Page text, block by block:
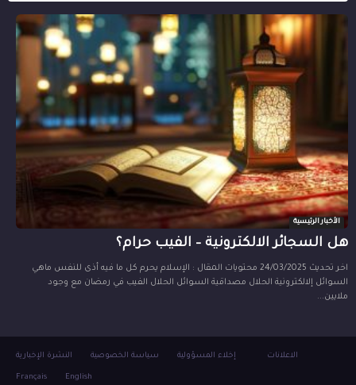
الأخبار الرئيسية
هل السجائر الالكترونية – الفيب حرام؟
اخر تحديث 24/03/2025 محتويات المقال : الإسلام يحرم كل ما فيه أذى للنفس ماهي
السوائل إلالكترونية الحلال مصداقية السوائل الحلال الفيب في رمضان مع وجود
ملايين...
الاعلانات إخلاء المسؤولية سياسة الخصوصية النشرة الإخبارية
English
Français